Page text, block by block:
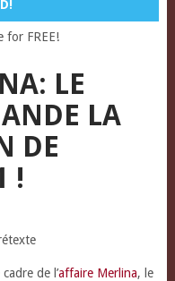
for FREE!
LE
LA
DE
!
de l’affaire Merlina, le